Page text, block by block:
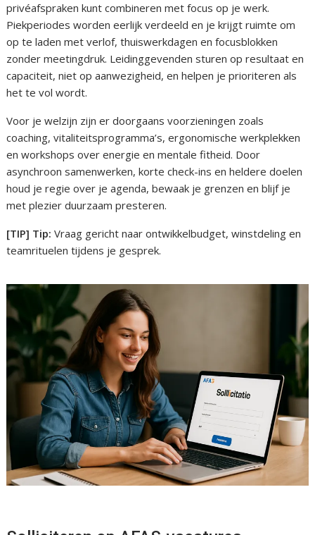
privéafspraken kunt combineren met focus op je werk.
Piekperiodes worden eerlijk verdeeld en je krijgt ruimte om
op te laden met verlof, thuiswerkdagen en focusblokken
zonder meetingdruk. Leidinggevenden sturen op resultaat en
capaciteit, niet op aanwezigheid, en helpen je prioriteren als
het te vol wordt.
Voor je welzijn zijn er doorgaans voorzieningen zoals
coaching, vitaliteitsprogramma’s, ergonomische werkplekken
en workshops over energie en mentale fitheid. Door
asynchroon samenwerken, korte check-ins en heldere doelen
houd je regie over je agenda, bewaak je grenzen en blijf je
met plezier duurzaam presteren.
[TIP] Tip: Vraag gericht naar ontwikkelbudget, winstdeling en
teamrituelen tijdens je gesprek.